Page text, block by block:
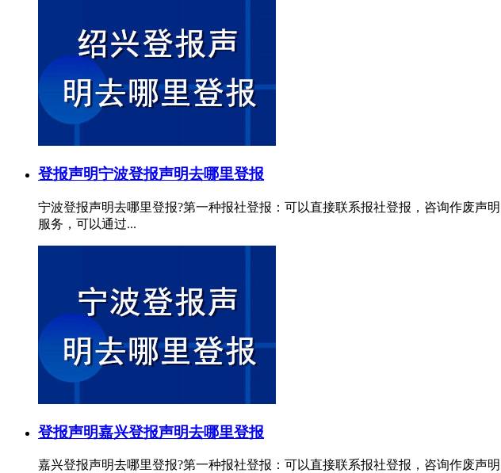
登报声明宁波登报声明去哪里登报
宁波登报声明去哪里登报?第一种报社登报：可以直接联系报社登报，咨询作废
服务，可以通过...
登报声明嘉兴登报声明去哪里登报
嘉兴登报声明去哪里登报?第一种报社登报：可以直接联系报社登报，咨询作废